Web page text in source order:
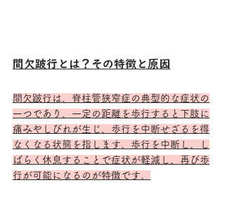
間欠跛行とは？その特徴と原因
間欠跛行は、脊柱管狭窄症の典型的な症状の
一つであり、一定の距離を歩行すると下肢に
痛みやしびれが生じ、歩行を中断せざるを得
なくなる状態を指します。歩行を中断し、し
ばらく休息することで症状が軽減し、再び歩
行が可能になるのが特徴です。